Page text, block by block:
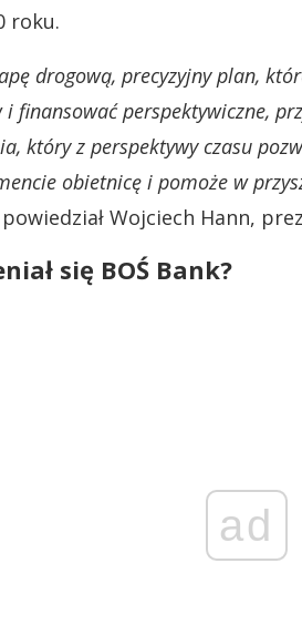
roku.
drogową, precyzyjny plan,
finansować perspektywiczne,
który z perspektywy czasu
obietnicę i pomoże w
Wojciech Hann,
się BOŚ Bank?
ad